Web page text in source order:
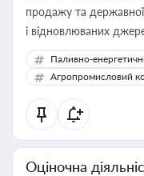
продажу та державної
і відновлюваних
Паливно-
Агропромисловий
Оціночна